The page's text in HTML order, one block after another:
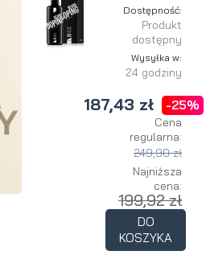
Dostępność:
Produkt
dostępny
Wysyłka w:
24 godziny
187,43 zł -25%
Cena
regularna:
249,90 zł
Najniższa
cena:
199,92 zł
DO
KOSZYKA